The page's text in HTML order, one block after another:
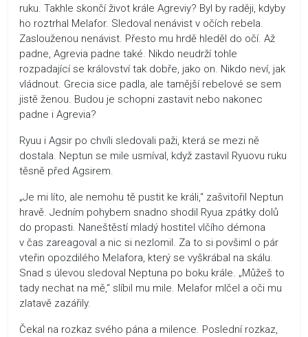
ruku. Takhle skončí život krále Agreviy? Byl by raději, kdyby
ho roztrhal Melafor. Sledoval nenávist v očích rebela.
Zaslouženou nenávist. Přesto mu hrdě hleděl do očí. Až
padne, Agrevia padne také. Nikdo neudrží tohle
rozpadající se království tak dobře, jako on. Nikdo neví, jak
vládnout. Grecia sice padla, ale tamější rebelové se sem
jistě ženou. Budou je schopni zastavit nebo nakonec
padne i Agrevia?
Ryuu i Agsir po chvíli sledovali paži, která se mezi ně
dostala. Neptun se mile usmíval, když zastavil Ryuovu ruku
těsně před Agsirem.
„Je mi líto, ale nemohu tě pustit ke králi,“ zašvitořil Neptun
hravě. Jedním pohybem snadno shodil Ryua zpátky dolů
do propasti. Naneštěstí mladý hostitel vlčího démona
v čas zareagoval a nic si nezlomil. Za to si povšiml o pár
vteřin opozdilého Melafora, který se vyškrábal na skálu.
Snad s úlevou sledoval Neptuna po boku krále. „Můžeš to
tady nechat na mě,“ slíbil mu mile. Melafor mlčel a oči mu
zlatavě zazářily.
Čekal na rozkaz svého pána a milence. Poslední rozkaz,